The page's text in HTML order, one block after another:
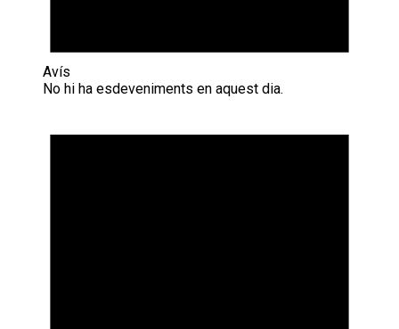
Avís
No hi ha esdeveniments en aquest dia.